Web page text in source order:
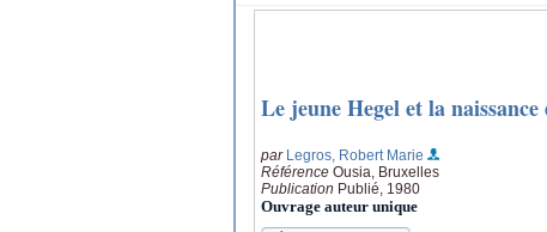
Le jeune Hegel et la
par Legros, Robert Marie
Référence Ousia, Bruxelles
Publication Publié, 1980
Ouvrage auteur unique